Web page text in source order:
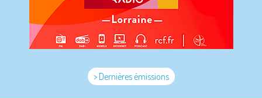
> Dernières émissions